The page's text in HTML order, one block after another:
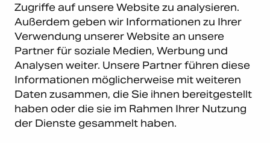
Zugriffe auf unsere Website zu analysieren.
Außerdem geben wir Informationen zu Ihrer
Verwendung unserer Website an unsere
Partner für soziale Medien, Werbung und
Analysen weiter. Unsere Partner führen diese
Informationen möglicherweise mit weiteren
Daten zusammen, die Sie ihnen bereitgestellt
haben oder die sie im Rahmen Ihrer Nutzung
der Dienste gesammelt haben.
Datenschutz|Impressum
Carema Warehouse
Carema Hardware BV
Bohemenstraat 9
8028 SB Zwolle
Niederlande
Kundendienst
Serviceabteilung
Newsletter abonnieren